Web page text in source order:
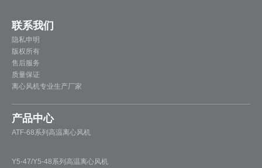
联系我们
隐私申明
版权所有
售后服务
质量保证
离心风机专业生产厂家
产品中心
ATF-68系列高温离心风机
Y5-47/Y5-48系列高温离心风机